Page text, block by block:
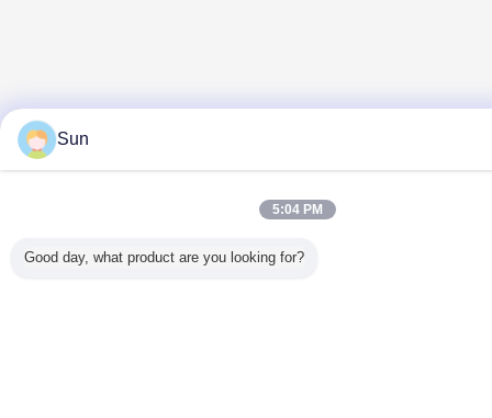
Sun
5:04 PM
Good day, what product are you looking for?